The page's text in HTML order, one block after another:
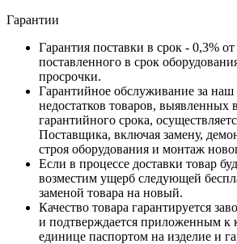
Гарантии
Гарантия поставки в срок - 0,3%
поставленного в срок
просрочки.
Гарантийное обслуживание за наш
недостатков товаров, выявленных
гарантийного срока,
Поставщика, включая замену,
строя оборудования и монтаж
Если в процессе доставки товар
возместим ущерб следующей
заменой товара на новый.
Качество товара гарантируется
и подтверждается приложенным к
единице паспортом на изделие и